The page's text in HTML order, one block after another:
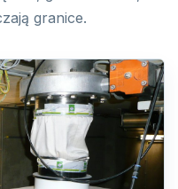
granice.